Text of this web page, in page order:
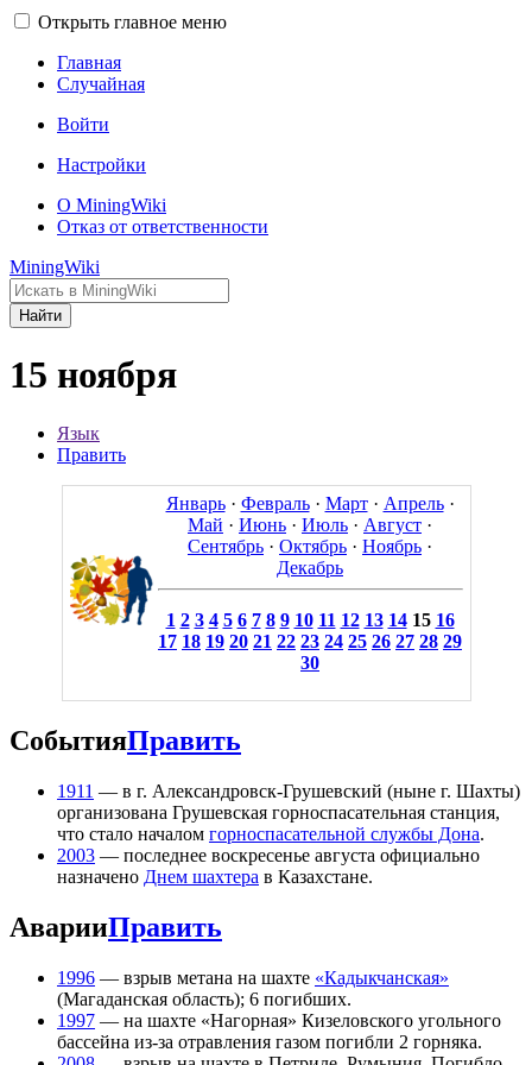
Открыть главное меню
Главная
Случайная
Войти
Настройки
О MiningWiki
Отказ от ответственности
MiningWiki
Найти
15 ноября
Язык
Править
Январь· Февраль· Март· Апрель·
Май · Июнь · Июль · Август ·
Сентябрь · Октябрь · Ноябрь ·
Декабрь
1 2 3 4 5 6 7 8 9 10 11 12 13 14 15 16
17 18 19 20 21 22 23 24 25 26 27 28 29
30
СобытияПравить
1911 — в г. Александровск-Грушевский (ныне г. Шахты)
организована Грушевская горноспасательная станция,
что стало началом горноспасательной службы Дона.
2003 — последнее воскресенье августа официально
назначено Днем шахтера в Казахстане.
АварииПравить
1996 — взрыв метана на шахте «Кадыкчанская»
(Магаданская область); 6 погибших.
1997 — на шахте «Нагорная» Кизеловского угольного
бассейна из-за отравления газом погибли 2 горняка.